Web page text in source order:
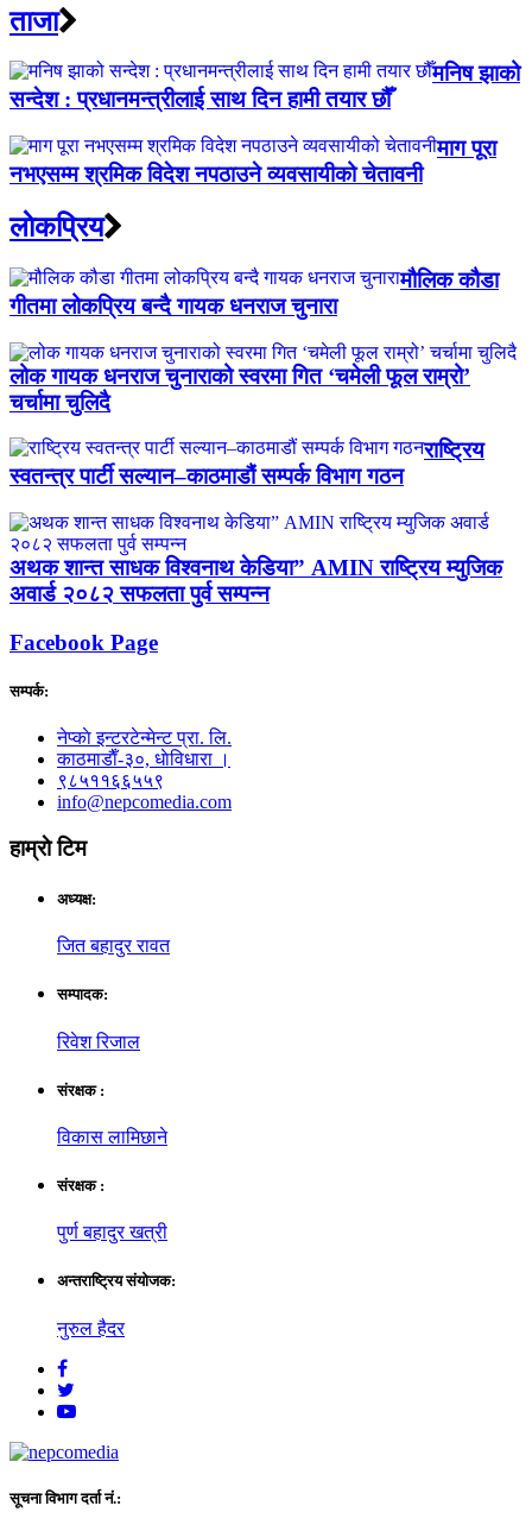
ताजा
मनिष झाको
सन्देश : प्रधानमन्त्रीलाई साथ दिन हामी तयार छौँ
माग पूरा
नभएसम्म श्रमिक विदेश नपठाउने व्यवसायीको चेतावनी
लाेकप्रिय
मौलिक कौडा
गीतमा लोकप्रिय बन्दै गायक धनराज चुनारा
लोक गायक धनराज चुनाराको स्वरमा गित ‘चमेली फूल राम्रो’
चर्चामा चुलिदै
राष्ट्रिय
स्वतन्त्र पार्टी सल्यान–काठमाडौं सम्पर्क विभाग गठन
अथक शान्त साधक विश्वनाथ केडिया” AMIN राष्ट्रिय म्युजिक
अवार्ड २०८२ सफलता पुर्व सम्पन्न
Facebook Page
सम्पर्क:
नेप्काे इन्टरटेन्मेन्ट प्रा. लि.
काठमाडाैँ-३०, धाेविधारा ।
९८५११६६५५९
info@nepcomedia.com
हाम्राे टिम
अध्यक्ष:
जित बहादुर रावत
सम्पादक:
रिवेश रिजाल
संरक्षक :
विकास लामिछाने
संरक्षक :
पुर्ण बहादुर खत्री
अन्तराष्ट्रिय संयाेजक:
नुरुल हैदर
सूचना विभाग दर्ता नं.: